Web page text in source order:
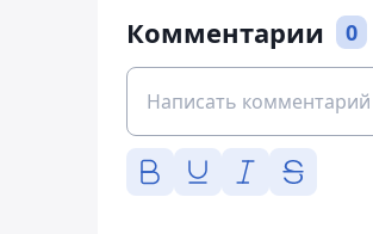
Комментарии 0